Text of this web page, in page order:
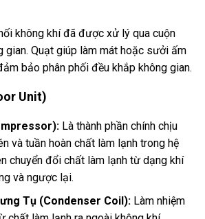
không khí đã được xử lý qua cuộn
gian. Quạt giúp làm mát hoặc sưởi ấm
bảo phân phối đều khắp không gian.
Unit)
Là thành phần chính chịu
và tuần hoàn chất làm lạnh trong hệ
chuyển đổi chất làm lạnh từ dạng khí
và ngược lại.
Tụ (Condenser Coil): Làm nhiệm